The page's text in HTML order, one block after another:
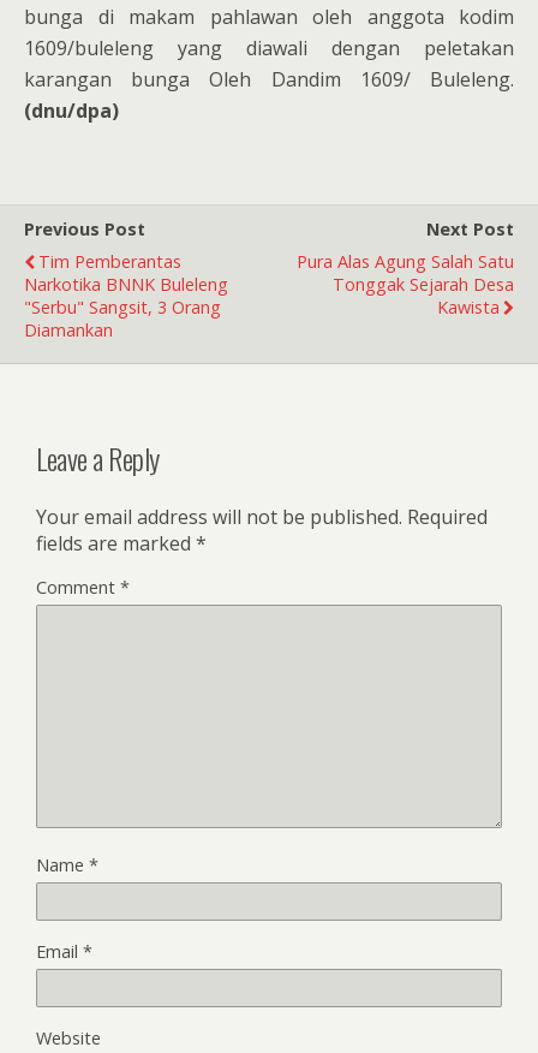
bunga di makam pahlawan oleh anggota kodim
1609/buleleng yang diawali dengan peletakan
karangan bunga Oleh Dandim 1609/ Buleleng.
(dnu/dpa)
Previous Post
Tim Pemberantas
Narkotika BNNK Buleleng
"Serbu" Sangsit, 3 Orang
Diamankan
Next Post
Pura Alas Agung Salah Satu
Tonggak Sejarah Desa
Kawista
Leave a Reply
Your email address will not be published. Required
fields are marked *
Comment *
Name *
Email *
Website